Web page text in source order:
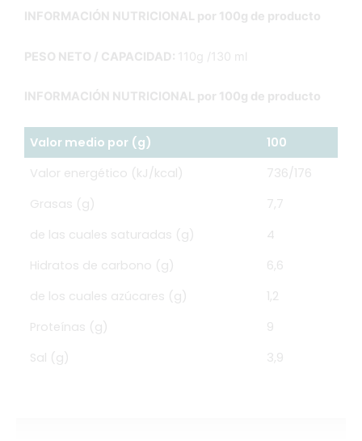
INFORMACIÓN NUTRICIONAL por 100g de producto
PESO NETO / CAPACIDAD: 110g /130 ml
INFORMACIÓN NUTRICIONAL por 100g de producto
Valor medio por (g)
100
Valor energético (kJ/kcal)
736/176
Grasas (g)
7,7
de las cuales saturadas (g)
4
Hidratos de carbono (g)
6,6
de los cuales azúcares (g)
1,2
Proteínas (g)
9
Sal (g)
3,9